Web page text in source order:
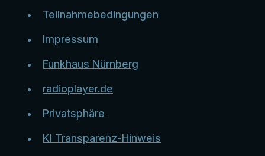
Teilnahmebedingungen
Impressum
Funkhaus Nürnberg
radioplayer.de
Privatsphäre
KI Transparenz-Hinweis